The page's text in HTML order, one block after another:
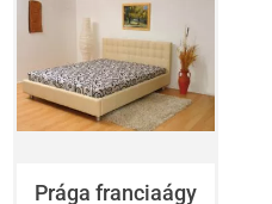
Prága franciaágy